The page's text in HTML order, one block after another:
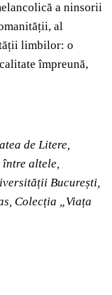
a ninsorii
al
limbilor: o
împreună,
de Litere,
altele,
București,
Colecția „Viața